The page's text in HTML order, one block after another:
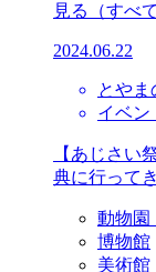
見る （すべ
2024.06.22
とやま
イベン
【あじさい
典に行って
動物園
博物館
美術館